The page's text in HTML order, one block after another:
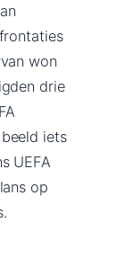
won
drie
iets
UEFA
op